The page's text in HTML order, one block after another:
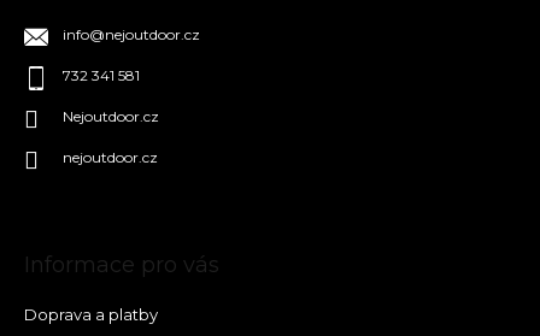
info@nejoutdoor.cz
732 341 581
Nejoutdoor.cz
nejoutdoor.cz
Informace pro vás
Doprava a platby